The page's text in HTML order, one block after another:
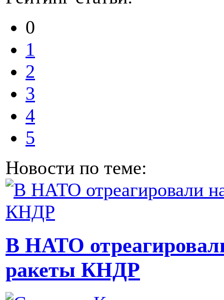
0
1
2
3
4
5
Новости по теме:
В НАТО
ракеты КНДР